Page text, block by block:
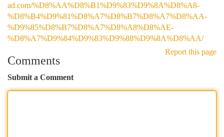
ad.com/%D8%AA%D8%B1%D9%83%D9%8A%D8%A8-
%D8%B4%D9%81%D8%A7%D8%B7%D8%A7%D8%AA-
%D9%85%D8%B7%D8%A7%D8%A8%D8%AE-
%D8%A7%D9%84%D9%83%D9%88%D9%8A%D8%AA/
Report this page
Comments
Submit a Comment